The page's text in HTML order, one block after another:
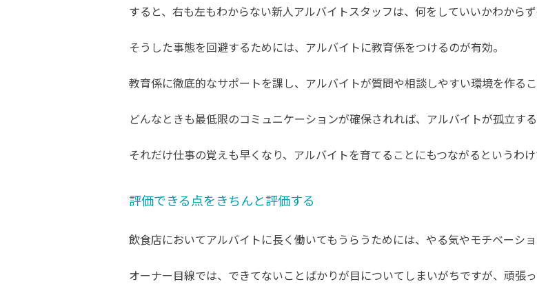
すると、右も左もわからない新人アルバイトスタッフは、何をしていいかわからず
そうした事態を回避するためには、アルバイトに教育係をつけるのが有効。
教育係に徹底的なサポートを課し、アルバイトが質問や相談しやすい環境を作るこ
どんなときも最低限のコミュニケーションが確保されれば、アルバイトが孤立す
それだけ仕事の覚えも早くなり、アルバイトを育てることにもつながるというわけ
評価できる点をきちんと評価する
飲食店においてアルバイトに長く働いてもうらうためには、やる気やモチベーショ
オーナー目線では、できてないことばかりが目についてしまいがちですが、頑張